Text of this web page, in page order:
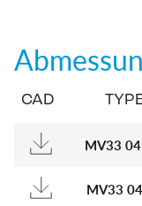
CAD
MV33
MV33